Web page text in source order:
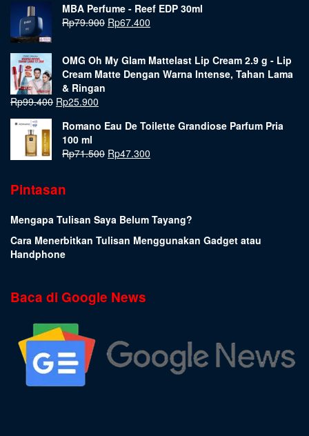
MBA Perfume - Reef EDP 30ml
Rp79.900 Rp67.400
OMG Oh My Glam Mattelast Lip Cream 2.9 g - Lip
Cream Matte Dengan Warna Intense, Tahan Lama
& Ringan
Rp99.400 Rp25.900
Romano Eau De Toilette Grandiose Parfum Pria
100 ml
Rp71.500 Rp47.300
Pintasan
Mengapa Tulisan Saya Belum Tayang?
Cara Menerbitkan Tulisan Menggunakan Gadget atau
Handphone
Baca di Google News